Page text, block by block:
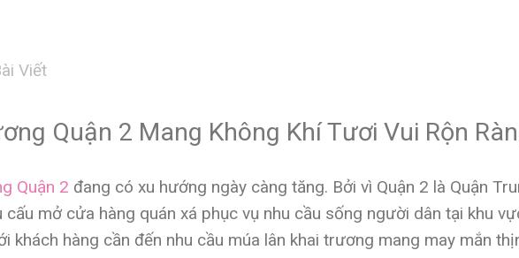
Viết
Quận 2 Mang Không Khí Tươi Vui Rộn
Quận 2 đang có xu hướng ngày càng tăng. Bởi vì Quận 2 là Quận
mở cửa hàng quán xá phục vụ nhu cầu sống người dân tại khu
khách hàng cần đến nhu cầu múa lân khai trương mang may mắn